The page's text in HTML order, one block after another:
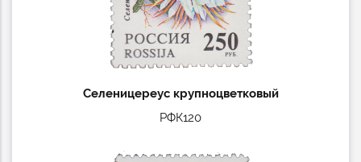
Селеницереус крупноцветковый
РФК120